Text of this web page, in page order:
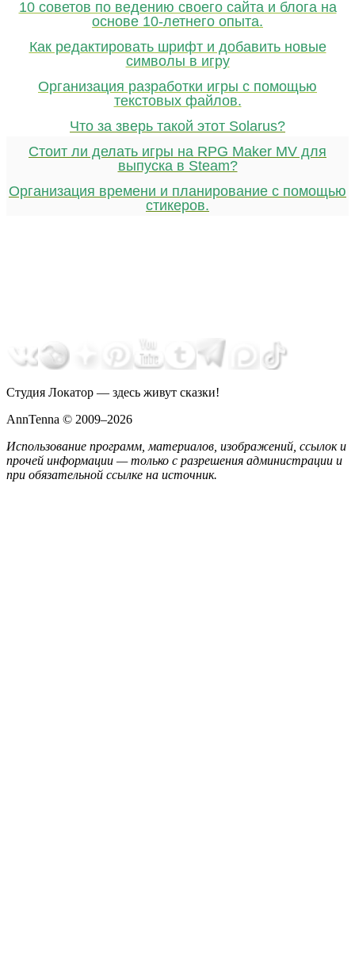
10 советов по ведению своего сайта и блога на
основе 10-летнего опыта.
Как редактировать шрифт и добавить новые
символы в игру
Организация разработки игры с помощью
текстовых файлов.
Что за зверь такой этот Solarus?
Стоит ли делать игры на RPG Maker MV для
выпуска в Steam?
Организация времени и планирование с помощью
стикеров.
Студия Локатор — здесь живут сказки!
AnnTenna © 2009–2026
Использование программ, материалов, изображений, ссылок и
прочей информации — только с разрешения администрации и
при обязательной ссылке на источник.